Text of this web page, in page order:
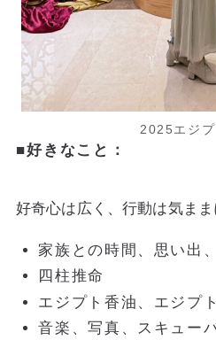
2025エジプ
■好きなこと：
好奇心は広く、行動は気まま
家族との時間、思い出
四柱推命
エジプト香油、エジプ
音楽、写真、スキュー